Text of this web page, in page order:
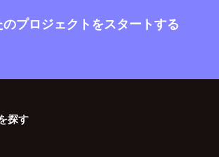
プロジェクトをスタートする
探す